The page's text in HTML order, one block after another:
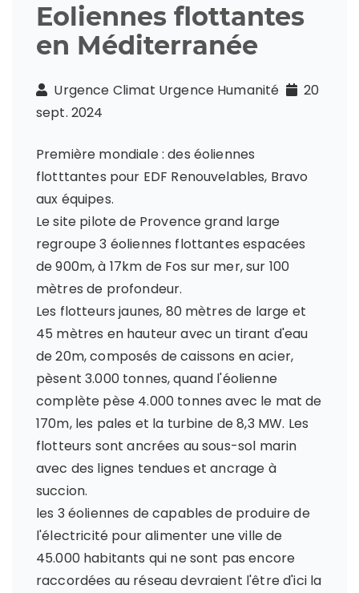
Eoliennes flottantes
en Méditerranée
Urgence Climat Urgence Humanité
20
sept. 2024
Première mondiale : des éoliennes
flotttantes pour EDF Renouvelables, Bravo
aux équipes.
Le site pilote de Provence grand large
regroupe 3 éoliennes flottantes espacées
de 900m, à 17km de Fos sur mer, sur 100
mètres de profondeur.
Les flotteurs jaunes, 80 mètres de large et
45 mètres en hauteur avec un tirant d'eau
de 20m, composés de caissons en acier,
pèsent 3.000 tonnes, quand l'éolienne
complète pèse 4.000 tonnes avec le mat de
170m, les pales et la turbine de 8,3 MW. Les
flotteurs sont ancrées au sous-sol marin
avec des lignes tendues et ancrage à
succion.
les 3 éoliennes de capables de produire de
l'électricité pour alimenter une ville de
45.000 habitants qui ne sont pas encore
raccordées au réseau devraient l'être d'ici la